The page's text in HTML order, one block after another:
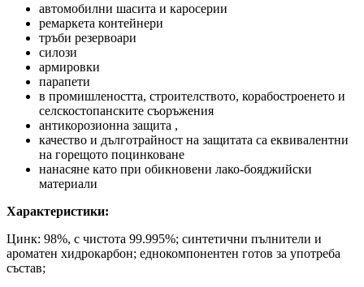
автомобилни шасита и каросерии
ремаркета контейнери
тръби резервоари
силози
армировки
парапети
в промишлеността, строителството, корабостроенето и
селскостопанските съоръжения
антикорозионна защита ,
качество и дълготрайност на защитата са еквивалентни
на горещото поцинковане
нанасяне като при обикновени лако-бояджийски
материали
Характеристики:
Цинк: 98%, с чистота 99.995%; синтетични пълнители и
ароматен хидрокарбон; еднокомпонентен готов за употреба
състав;